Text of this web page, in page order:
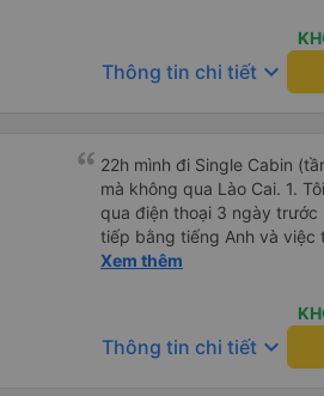
dụng dịch vụ của công ty
Thông tin chi tiết keyboard_arrow_down
22h mình đi Single Cabin
mà không qua Lào Cai. 1.
qua điện thoại 3 ngày
tiếp bằng tiếng Anh và việc
Nếu đến trước giờ xe khởi
muộn nhưng lại đến đúng
mùi. Tôi đã sử dụng tầng 2
một chút nhưng tôi chắc
Xem thêm
Thông tin chi tiết keyboard_arrow_down